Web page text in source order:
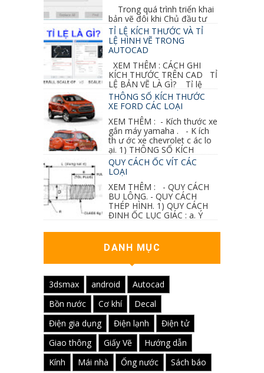
Trong quá trình triển khai
bản vẽ đôi khi Chủ đầu tư
thay đổi thiết kế hoặc do bản vẽ mình ghi chú
sai mục nào đó...
TỈ LỆ KÍCH THƯỚC VÀ TỈ
LỆ HÌNH VẼ TRONG
AUTOCAD
XEM THÊM : CÁCH GHI
KÍCH THƯỚC TRÊN CAD TỈ
LỆ BẢN VẼ LÀ GÌ? Tỉ lệ
của hình vẽ trong bản vẽ thiết kế kiến trúc...
THÔNG SỐ KÍCH THƯỚC
XE FORD CÁC LOẠI
XEM THÊM : - Kích thước xe
gắn máy yamaha . - K ích
th ư ớc xe chevrolet c ác lo
ại. 1) THÔNG SỐ KÍCH
QUY CÁCH ỐC VÍT CÁC
LOẠI
XEM THÊM : - QUY CÁCH
BU LÔNG. - QUY CÁCH
THÉP HÌNH. 1) QUY CÁCH
ĐINH ỐC LỤC GIÁC : a. Ý
DANH MỤC
3dsmax android
Autocad
Bồn nước
Cơ khí
Decal
Điện gia dụng
Điện lạnh
Điện tử
Giao thông
Giấy Vẽ
Hướng dẫn
Kính
Mái nhà Ống nước
Sách báo